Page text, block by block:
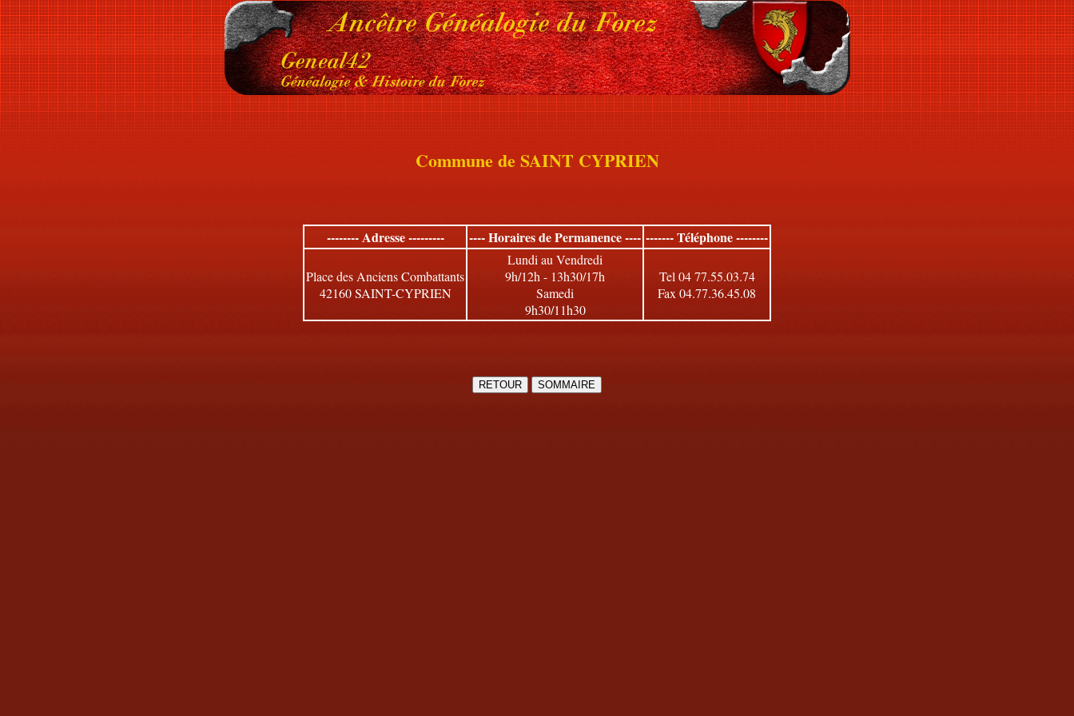
Commune de SAINT CYPRIEN
-------- Adresse --------- ---- Horaires de Permanence ---- ------- Téléphone --------
Place des Anciens Combattants
42160 SAINT-CYPRIEN
Lundi au Vendredi
9h/12h - 13h30/17h
Samedi
9h30/11h30
Tel 04 77.55.03.74
Fax 04.77.36.45.08